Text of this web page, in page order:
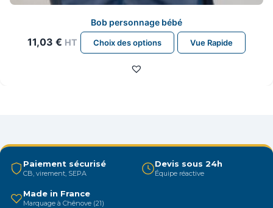
Bob personnage bébé
11,03 € HT Choix des options
Ce
produit
peuvent
être
choisies
Vue Rapide
Paiement sécurisé
CB, virement, SEPA
Devis sous 24h
Équipe réactive
Made in France
Marquage à Chênove (21)